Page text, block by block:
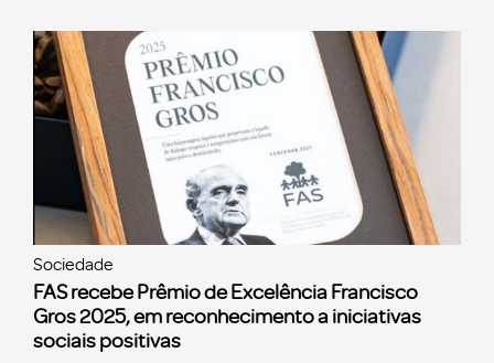
Sociedade
FAS recebe Prêmio de Excelência Francisco
Gros 2025, em reconhecimento a iniciativas
sociais positivas